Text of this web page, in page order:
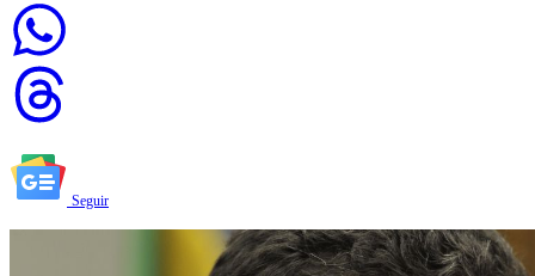
Seguir